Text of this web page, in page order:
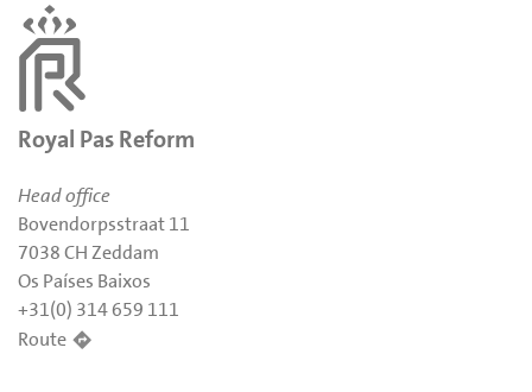
Royal Pas Reform
Head office
Bovendorpsstraat 11
7038 CH Zeddam
Os Países Baixos
+31(0) 314 659 111
Route